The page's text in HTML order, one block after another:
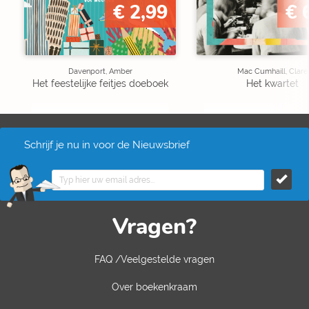
€ 2,99
Davenport, Amber
Het feestelijke feitjes doeboek
€
Mac Cumhaill, Clare
Het kwartet
Schrijf je nu in voor de Nieuwsbrief
Vragen?
FAQ /Veelgestelde vragen
Over boekenkraam